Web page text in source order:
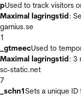
pUsed to track visitors
Maximal lagringstid:
garnius.se
1
_gtmeecUsed to
Maximal lagringstid: 3
sc-static.net
7
_schn1Sets a unique